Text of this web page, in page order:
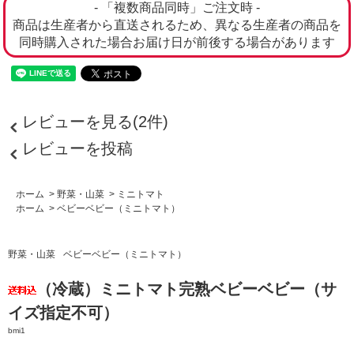
- 「複数商品同時」ご注文時 -
商品は生産者から直送されるため、異なる生産者の商品を
同時購入された場合お届け日が前後する場合があります
レビューを見る(2件)
レビューを投稿
ホーム > 野菜・山菜 > ミニトマト
ホーム > ベビーベビー（ミニトマト）
野菜・山菜 ベビーベビー（ミニトマト）
（冷蔵）ミニトマト完熟ベビーベビー（サ
イズ指定不可）
bmi1